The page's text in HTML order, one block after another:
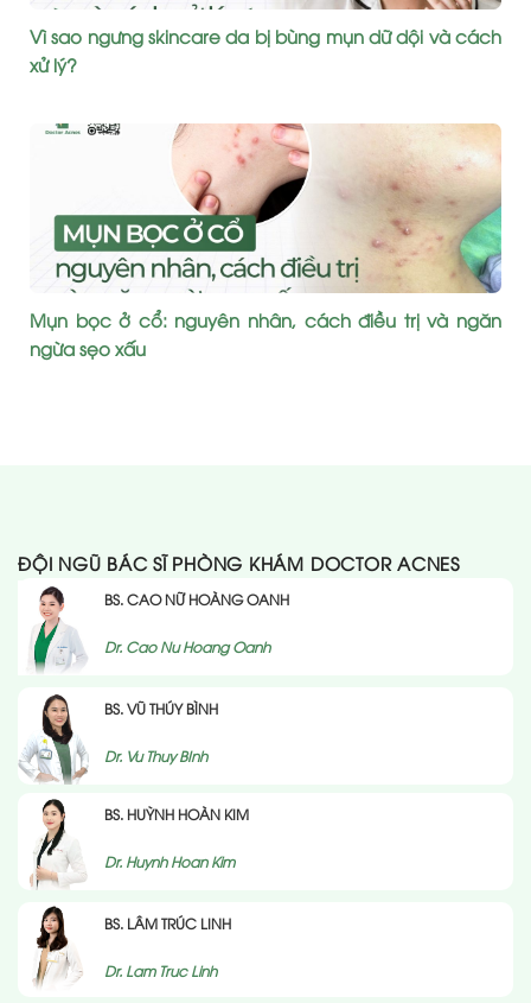
Vì sao ngưng skincare da bị bùng mụn dữ dội và cách
xử lý?
Mụn bọc ở cổ: nguyên nhân, cách điều trị và ngăn
ngừa sẹo xấu
ĐỘI NGŨ BÁC SĨ PHÒNG KHÁM DOCTOR ACNES
BS. CAO NỮ HOÀNG OANH
Dr. Cao Nu Hoang Oanh
BS. VŨ THÚY BÌNH
Dr. Vu Thuy BInh
BS. HUỲNH HOÀN KIM
Dr. Huynh Hoan Kim
BS. LÂM TRÚC LINH
Dr. Lam Truc Linh